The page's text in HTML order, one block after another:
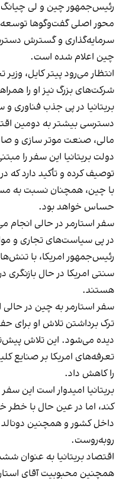
رئیس‌جمهور چین و لی
محور اصلی گفت‌وگوها
سرمایه‌گذاری و گسترش
چین اعلام شده است.
انتظار می‌رود پیتر کایل، وزیر
شرکت‌های بزرگ نیز او را
بریتانیا در پی جذب فناوری
دسترسی بیشتر به دومین
مالی، صنعت موتر سازی و
دولت بریتانیا این سفر را
توصیف کرده و تأکید دارد که
با چین، همچنان نسبت به
حساس خواهد بود.
سفر استارمر در حالی انجام
در پی سیاست‌های تجاری و
رئیس‌جمهور امریکا، با
سنتی امریکا در حال
هستند.
سفر استارمر به چین در
ترک برداشتن تلاش او برای
دیده می‌شود. این تلاش
تعرفه‌های امریکا بر صنایع
را کاهش داد.
بریتانیا امیدوار است این
کند، اما در عین حال با
داخل کشور و همچنین دونالد
روبه‌روست.
اقتصاد بریتانیا به عنوان
همچنین محبوبیت آقای